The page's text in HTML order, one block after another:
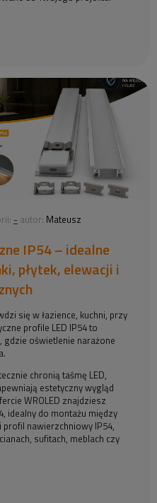
- autor: Mateusz
IP54 – idealne
płytek, elewacji i
się w łazience, kuchni, przy
profile LED IP54 to
gdzie oświetlenie narażone
chronią taśmę LED,
estetyczny wygląd
WROLED znajdziesz
idealny do montażu między
profil nawierzchniowy IP54,
sufitach, meblach czy